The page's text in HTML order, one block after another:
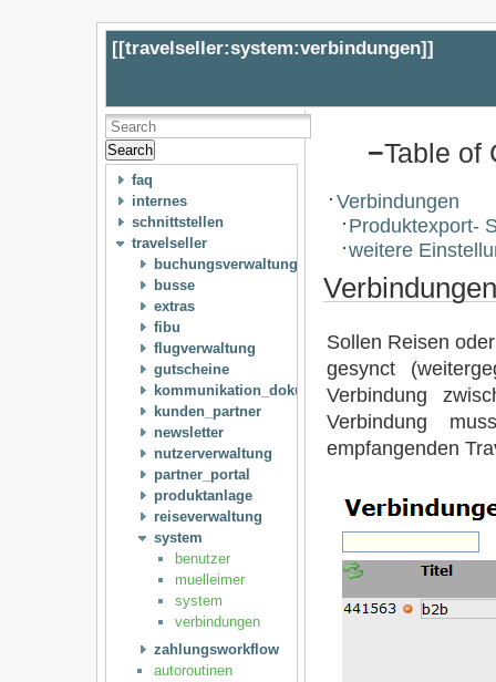
[[travelseller:system:verbindungen]]
Search
faq
internes
schnittstellen
travelseller
buchungsverwaltung
busse
extras
fibu
flugverwaltung
gutscheine
kommunikation_dokumente
kunden_partner
newsletter
nutzerverwaltung
partner_portal
produktanlage
reiseverwaltung
system
benutzer
muelleimer
system
verbindungen
zahlungsworkflow
autoroutinen
−Table of
Verbindungen
Produktexport-
weitere
Verbindungen
Sollen Reisen
gesynct
Verbindung
Verbindung
empfangenden